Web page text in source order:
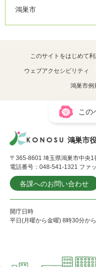
鴻巣市
このサイトをはじめて
ウェブアクセシビリティ
鴻巣市例
この
鴻巣市
〒365-8601 埼玉県鴻巣市中央1
電話番号：048-541-1321 ファ
各課へのお問い合わせ
開庁日時
平日(月曜から金曜) 8時30分か